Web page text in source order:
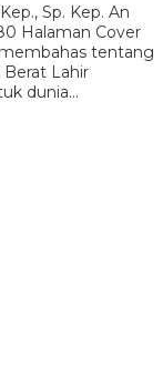
Sp. Kep. An
Cover
tentang
Lahir
dunia…